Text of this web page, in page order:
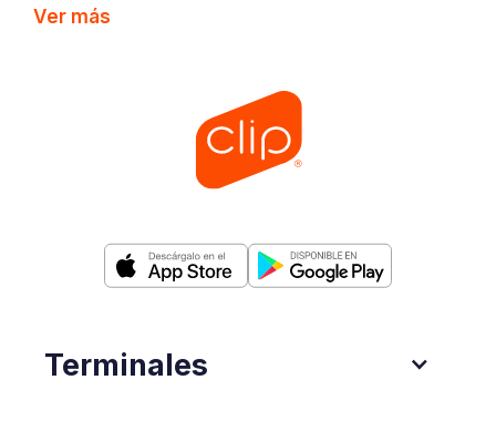
Ver más
Terminales